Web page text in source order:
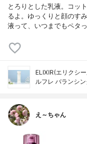
とろりとした乳液。コッ
るよ。ゆっくりと顔のす
液って、いつまでもペタ
ELIXIR(エリクシ
ルフレ バランシ
え～ちゃん